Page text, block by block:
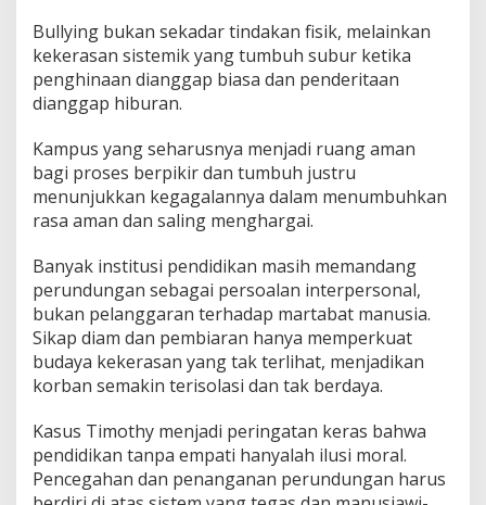
Bullying bukan sekadar tindakan fisik, melainkan
kekerasan sistemik yang tumbuh subur ketika
penghinaan dianggap biasa dan penderitaan
dianggap hiburan.
Kampus yang seharusnya menjadi ruang aman
bagi proses berpikir dan tumbuh justru
menunjukkan kegagalannya dalam menumbuhkan
rasa aman dan saling menghargai.
Banyak institusi pendidikan masih memandang
perundungan sebagai persoalan interpersonal,
bukan pelanggaran terhadap martabat manusia.
Sikap diam dan pembiaran hanya memperkuat
budaya kekerasan yang tak terlihat, menjadikan
korban semakin terisolasi dan tak berdaya.
Kasus Timothy menjadi peringatan keras bahwa
pendidikan tanpa empati hanyalah ilusi moral.
Pencegahan dan penanganan perundungan harus